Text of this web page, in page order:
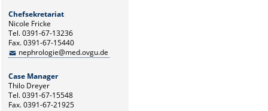
Chefsekretariat
Nicole Fricke
Tel. 0391-67-13236
Fax. 0391-67-15440
nephrologie@med.ovgu.de
Case Manager
Thilo Dreyer
Tel. 0391-67-15548
Fax. 0391-67-21925